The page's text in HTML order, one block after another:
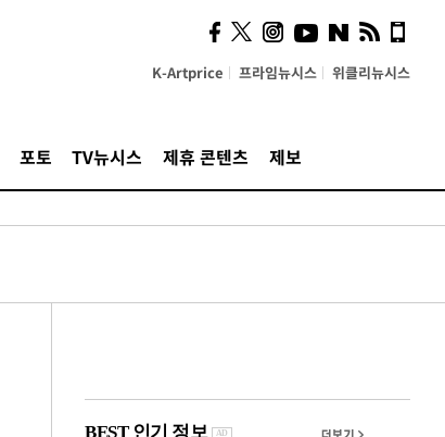
K-Artprice 프라임뉴시스 위클리뉴시스
포토 TV뉴시스 제휴 콘텐츠 제보
시, 스마트폰 액세서리에
NFC 더했다